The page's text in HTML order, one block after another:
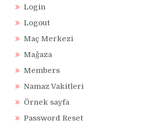
Login
Logout
Maç Merkezi
Mağaza
Members
Namaz Vakitleri
Örnek sayfa
Password Reset